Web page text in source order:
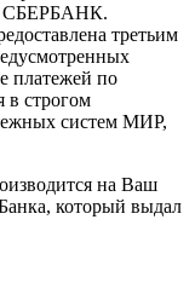
СБЕРБАНК.
третьим
платежей по
в строгом
систем МИР,
на Ваш
который выдал